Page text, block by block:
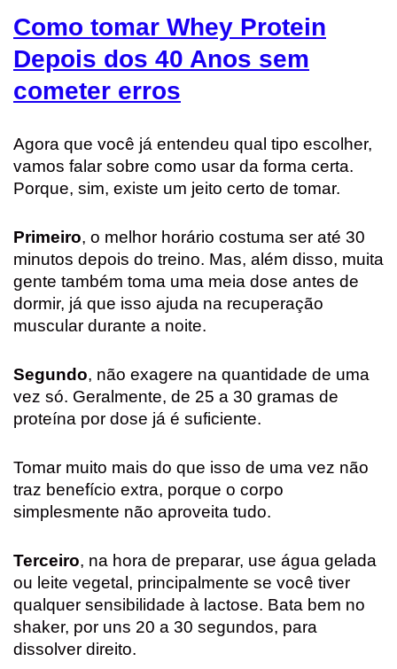
Como tomar Whey Protein
Depois dos 40 Anos sem
cometer erros
Agora que você já entendeu qual tipo escolher,
vamos falar sobre como usar da forma certa.
Porque, sim, existe um jeito certo de tomar.
Primeiro, o melhor horário costuma ser até 30
minutos depois do treino. Mas, além disso, muita
gente também toma uma meia dose antes de
dormir, já que isso ajuda na recuperação
muscular durante a noite.
Segundo, não exagere na quantidade de uma
vez só. Geralmente, de 25 a 30 gramas de
proteína por dose já é suficiente.
Tomar muito mais do que isso de uma vez não
traz benefício extra, porque o corpo
simplesmente não aproveita tudo.
Terceiro, na hora de preparar, use água gelada
ou leite vegetal, principalmente se você tiver
qualquer sensibilidade à lactose. Bata bem no
shaker, por uns 20 a 30 segundos, para
dissolver direito.